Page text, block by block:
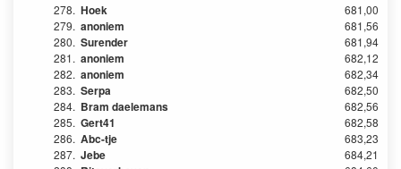
278. Hoek
681,00
279. anoniem
681,56
280. Surender
681,94
281. anoniem
682,12
282. anoniem
682,34
283. Serpa
682,50
284. Bram daelemans
682,56
285. Gert41
682,58
286. Abc-tje
683,23
287. Jebe
684,21